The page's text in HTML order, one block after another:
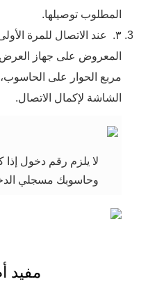
المطلوب توصيلها.
٣.
عند الاتصال للمرة
المعروض على جهاز
مربع الحوار على الحاسوب،
الشاشة لإكمال الاتصال.
لا يلزم رقم دخول
وحاسوبك مسجلي
مفيد